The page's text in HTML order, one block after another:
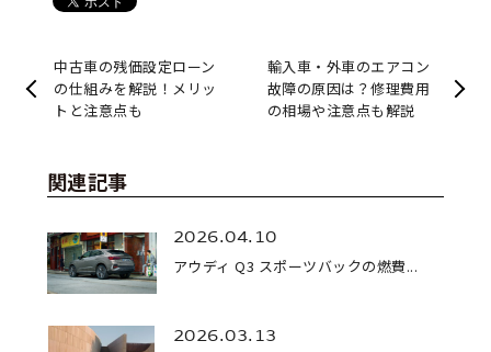
中古車の残価設定ローン
の仕組みを解説！メリッ
トと注意点も
輸入車・外車のエアコン
故障の原因は？修理費用
の相場や注意点も解説
関連記事
2026.04.10
アウディ Q3 スポーツバックの燃費...
2026.03.13